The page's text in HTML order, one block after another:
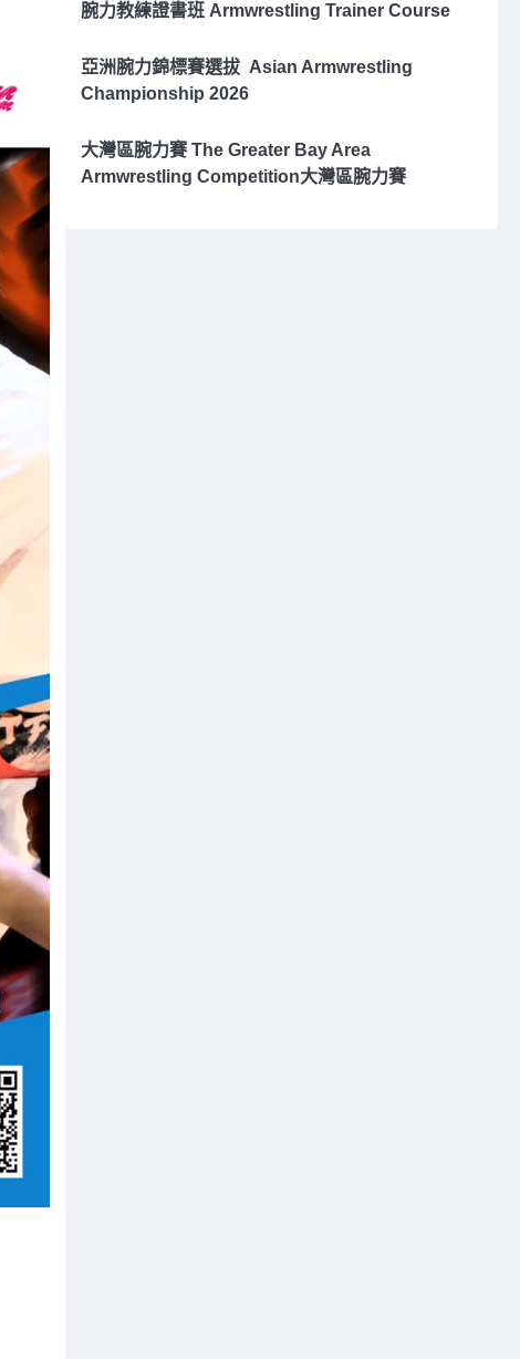
腕力教練證書班 Armwrestling Trainer Course
亞洲腕⼒錦標賽選拔 Asian Armwrestling
Championship 2026
大灣區腕力賽 The Greater Bay Area
Armwrestling Competition大灣區腕力賽